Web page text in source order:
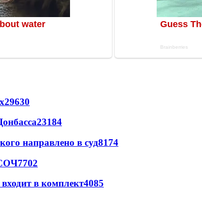
29630
23184
направлено в суд8174
7702
в комплект4085